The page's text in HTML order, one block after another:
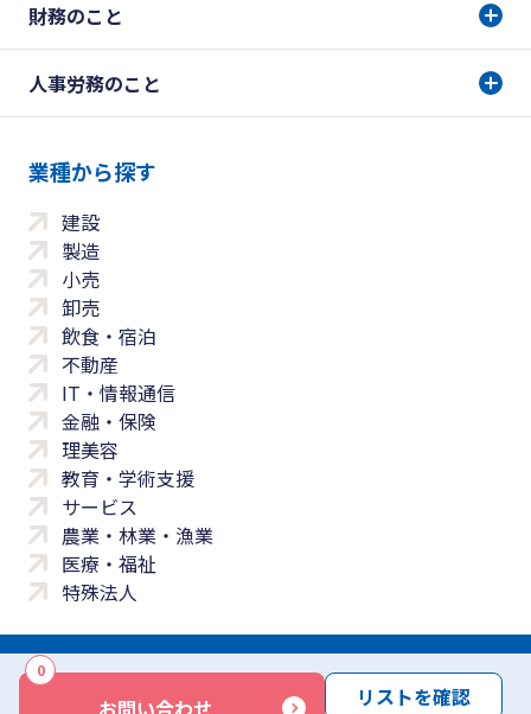
お問い合わせ
0
リストを確認
財務のこと
人事労務のこと
業種から探す
建設
製造
小売
卸売
飲食・宿泊
不動産
IT・情報通信
金融・保険
理美容
教育・学術支援
サービス
農業・林業・漁業
医療・福祉
特殊法人
サイトマップ 免責事項 サービス利用規約